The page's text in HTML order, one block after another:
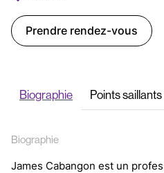
Prendre rendez-vous
Biographie Points
Biographie
James Cabangon est un